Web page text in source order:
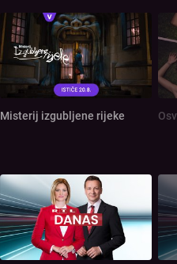
Misterij izgubljene rijeke